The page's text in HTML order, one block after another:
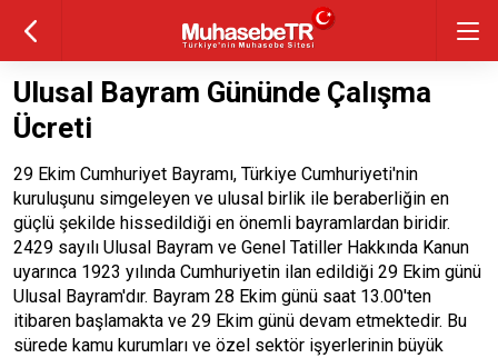
Ulusal Bayram Gününde Çalışma
Ücreti
29 Ekim Cumhuriyet Bayramı, Türkiye Cumhuriyeti'nin
kuruluşunu simgeleyen ve ulusal birlik ile beraberliğin en
güçlü şekilde hissedildiği en önemli bayramlardan biridir.
2429 sayılı Ulusal Bayram ve Genel Tatiller Hakkında Kanun
uyarınca 1923 yılında Cumhuriyetin ilan edildiği 29 Ekim günü
Ulusal Bayram'dır. Bayram 28 Ekim günü saat 13.00'ten
itibaren başlamakta ve 29 Ekim günü devam etmektedir. Bu
sürede kamu kurumları ve özel sektör işyerlerinin büyük